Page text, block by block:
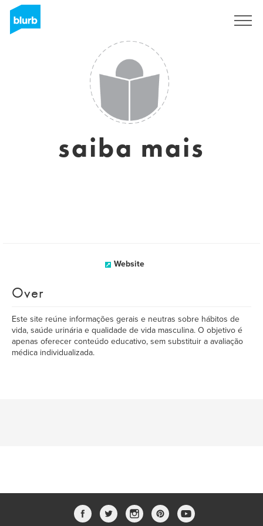
saiba mais
Website
Over
Este site reúne informações gerais e neutras sobre hábitos de
vida, saúde urinária e qualidade de vida masculina. O objetivo é
apenas oferecer conteúdo educativo, sem substituir a avaliação
médica individualizada.